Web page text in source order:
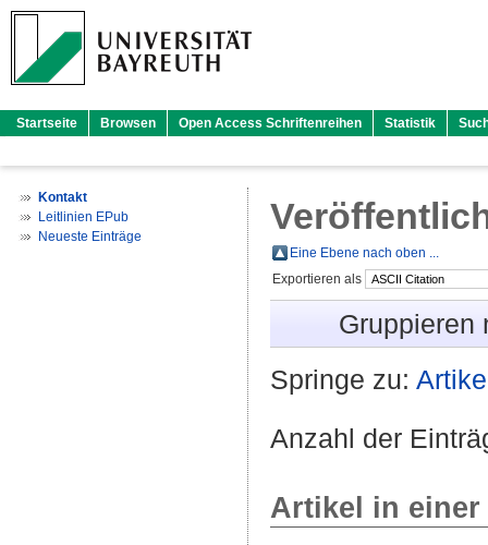
Startseite Browsen Open Access Schriftenreihen Statistik
Kontakt
Leitlinien EPub
Neueste Einträge
Eine Ebene nach oben ...
Exportieren als
Gruppieren
Springe zu:
Anzahl der
Artikel in